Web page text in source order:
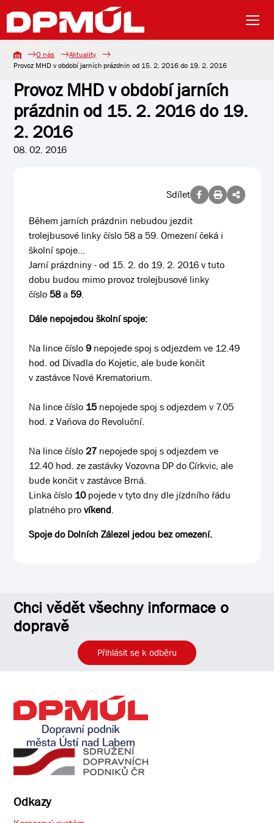
O nás
Aktuality
Provoz MHD v období jarních prázdnin od 15. 2. 2016 do 19. 2. 2016
Provoz MHD v období jarních
prázdnin od 15. 2. 2016 do 19.
2. 2016
08. 02. 2016
Sdílet
Během jarních prázdnin nebudou jezdit
trolejbusové linky číslo 58 a 59. Omezení čeká i
školní spoje...
Jarní prázdniny - od 15. 2. do 19. 2. 2016 v tuto
dobu budou mimo provoz trolejbusové linky
číslo58a59.
Dále nepojedou školní spoje:
Na lince číslo9nepojede spoj s odjezdem ve 12.49
hod. od Divadla do Kojetic, ale bude končit
v zastávce Nové Krematorium.
Na lince číslo 15nepojede spoj s odjezdem v 7.05
hod. z Vaňova do Revoluční.
Na lince číslo27 nepojede spoj s odjezdem ve
12.40 hod. ze zastávky Vozovna DP do Církvic, ale
bude končit v zastávce Brná.
Linka číslo 10pojede v tyto dny dle jízdního řádu
platného províkend.
Spoje do Dolních Zálezel jedou bez omezení.
Chci vědět všechny informace o
dopravě
Přihlásit se k odběru
Odkazy